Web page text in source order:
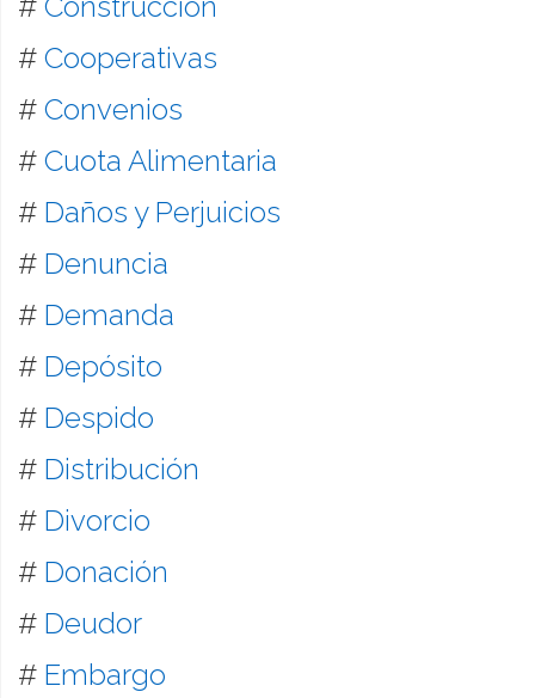
# Cooperativas
# Convenios
# Cuota Alimentaria
# Daños y Perjuicios
# Denuncia
# Demanda
# Depósito
# Despido
# Distribución
# Divorcio
# Donación
# Deudor
# Embargo